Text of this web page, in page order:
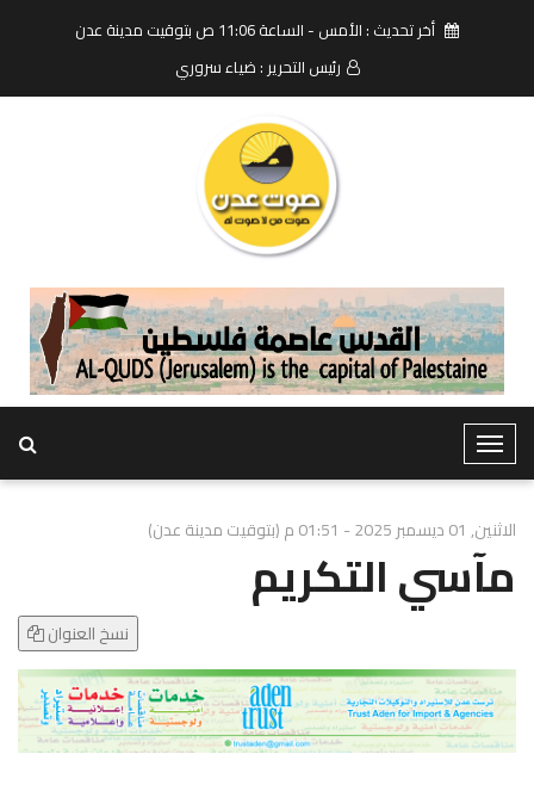
أخر تحديث : الأمس - الساعة 11:06 ص بتوقيت مدينة عدن
رئيس التحرير : ضياء سروري
T
o
g
e
v
i
g
a
الاثنين, 01 ديسمبر 2025 - 01:51 م (بتوقيت مدينة عدن)
مآسي التكريم
نسخ العنوان